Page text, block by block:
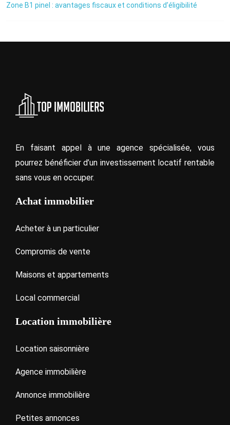
Zone B1 pinel : avantages fiscaux et conditions d’éligibilité
En faisant appel à une agence spécialisée, vous
pourrez bénéficier d’un investissement locatif rentable
sans vous en occuper.
Achat immobilier
Acheter à un particulier
Compromis de vente
Maisons et appartements
Local commercial
Location immobilière
Location saisonnière
Agence immobilière
Annonce immobilière
Petites annonces